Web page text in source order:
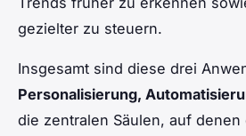
gezielter zu steuern.
Insgesamt sind diese drei
Personalisierung,
die zentralen Säulen, auf